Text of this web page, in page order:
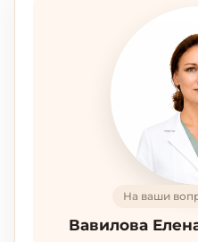
На ваши
Вавилова